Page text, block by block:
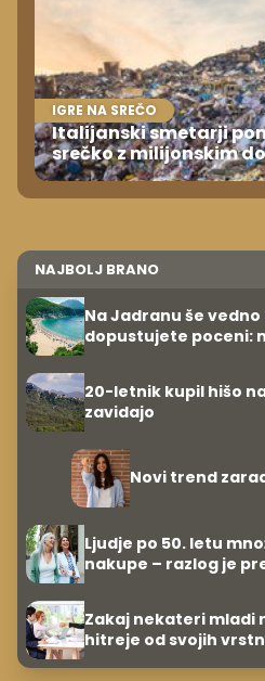
IGRE NA SREČO
Italijanski smetarji
srečko z milijonskim
NAJBOLJ BRANO
Na Jadranu še
dopustujete poceni:
20-letnik kupil hišo
zavidajo
Novi trend
Ljudje po 50. letu
nakupe – razlog je
Zakaj nekateri mladi
hitreje od svojih